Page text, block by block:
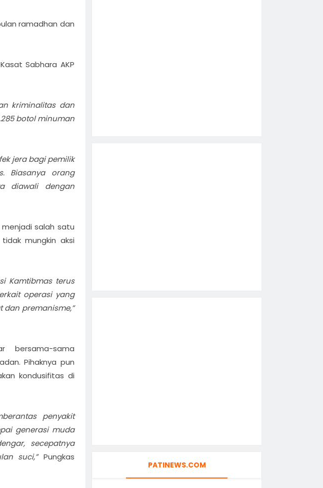
ramadhan dan
Sabhara AKP
kriminalitas dan
botol minuman
jera bagi pemilik
Biasanya orang
diawali dengan
menjadi salah satu
mungkin aksi
Kamtibmas terus
operasi yang
premanisme,”
bersama-sama
Pihaknya pun
kondusifitas di
penyakit
generasi muda
secepatnya
suci,” Pungkas
PATINEWS.COM